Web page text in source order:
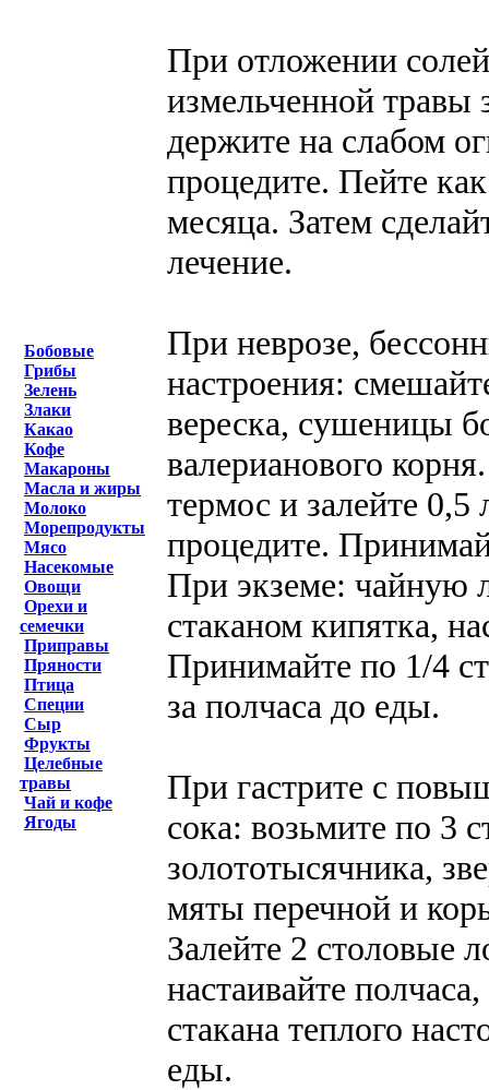
Бобовые
Грибы
Зелень
Злаки
Какао
Кофе
Макароны
Масла и жиры
Молоко
Морепродукты
Мясо
Насекомые
Овощи
Орехи и
семечки
Приправы
Пряности
Птица
Специи
Сыр
Фрукты
Целебные
травы
Чай и кофе
Ягоды
При отложении
измельченной травы
держите на слабом
процедите. Пейте
месяца. Затем
лечение.
При неврозе,
настроения:
вереска, сушеницы
валерианового
термос и залейте 0,5
процедите.
При экземе: чайную
стаканом кипятка,
Принимайте по 1/4
за полчаса до еды.
При гастрите с
сока: возьмите по 3
золототысячника,
мяты перечной и
Залейте 2 столовые
настаивайте
стакана теплого
еды.